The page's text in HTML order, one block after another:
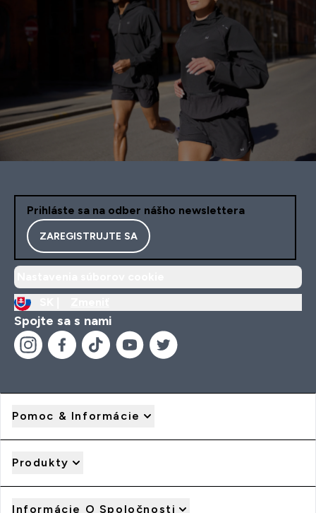
Prihláste sa na odber nášho newslettera
ZAREGISTRUJTE SA
Spojte sa s nami
Pomoc & Informácie
Produkty
Informácie O Spoločnosti